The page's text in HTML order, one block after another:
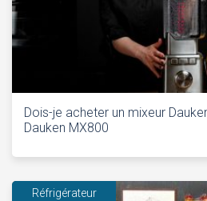
Dois-je acheter un mixeur
Dauken MX800
Réfrigérateur